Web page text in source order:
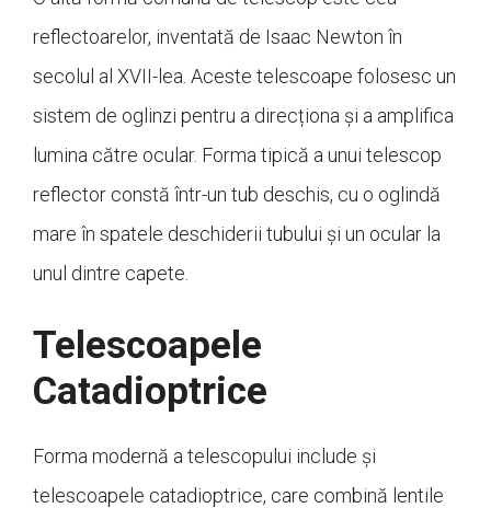
reflectoarelor, inventată de Isaac Newton în
secolul al XVII-lea. Aceste telescoape folosesc un
sistem de oglinzi pentru a direcționa și a amplifica
lumina către ocular. Forma tipică a unui telescop
reflector constă într-un tub deschis, cu o oglindă
mare în spatele deschiderii tubului și un ocular la
unul dintre capete.
Telescoapele
Catadioptrice
Forma modernă a telescopului include și
telescoapele catadioptrice, care combină lentile